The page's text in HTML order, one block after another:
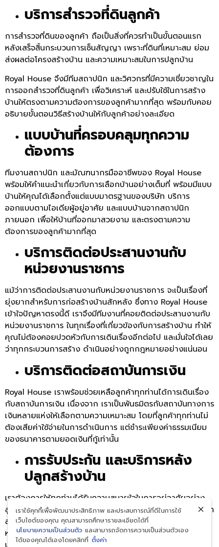
บริการสำรวจที่ดินลูกค้า
การสำรวจที่ดินของลูกค้า ถือเป็นสิ่งที่ควรทำเป็นขั้นตอนแรก
หลังเสร็จสิ้นกระบวนการเซ็นสัญญา เพราะที่ดินที่เหมาะสม ย่อม
ส่งผลต่อโครงสร้างบ้าน และความเหมาะสมในการปลูกบ้าน
Royal House จึงมีทีมสถาปนิก และวิศวกรที่มีความเชี่ยวชาญใน
การออกสำรวจที่ดินลูกค้า เพื่อวิเคราะห์ และปรับใช้ในการสร้าง
บ้านให้ตรงตามความต้องการของลูกค้ามากที่สุด พร้อมกับคอย
อธิบายขั้นตอนวิธีสร้างบ้านให้กับลูกค้าอย่างละเอียด
แบบบ้านที่ครอบคลุมทุกความ
ต้องการ
ทีมงานสถาปนิก และมัณฑนากรมืออาชีพของ Royal House
พร้อมให้คำแนะนำเกี่ยวกับการเลือกบ้านอย่างเต็มที่ พร้อมมีแบบ
บ้านให้คุณได้เลือกตั้งแต่แบบมาตรฐานของบริษัท บริการ
ออกแบบตามไอเดียผู้อยู่อาศัย และแบบบ้านจากสถาปนิก
ภายนอก เพื่อให้บ้านที่ออกมาสวยงาม และตรงตามความ
ต้องการของลูกค้ามากที่สุด
บริการติดต่อประสานงานกับ
หน่วยงานราชการ
แม้ว่าการติดต่อประสานงานกับหน่วยงานราชการ จะเป็นเรื่องที่
ยุ่งยากสำหรับการก่อสร้างบ้านสักหลัง ซึ่งทาง Royal House
เข้าใจปัญหาตรงนี้ดี เราจึงมีทีมงานที่คอยติดต่อประสานงานกับ
หน่วยงานราชการ ในทุกเรื่องที่เกี่ยวข้องกับการสร้างบ้าน ทำให้
คุณไม่ต้องคอยปวดหัวกับการเดินเรื่องอีกต่อไป และมั่นใจได้เลย
ว่าทุกกระบวนการสร้าง ดำเนินอย่างถูกกฎหมายอย่างแน่นอน
บริการติดต่อสถาบันการเงิน
Royal House เราพร้อมช่วยเหลือลูกค้าทุกท่านได้การเดินเรื่อง
กับสถาบันการเงิน เนื่องจาก เราเป็นพันธมิตรกับสถาบันทางการ
เงินหลายแห่งให้เลือกตามความเหมาะสม โดยที่ลูกค้าทุกท่านไม่
ต้องเสียค่าใช้จ่ายในการดำเนินการ แต่ชำระเพียงค่าธรรมเนียม
ของธนาคารตามยอดเงินที่กู้เท่านั้น
การรับประกัน และบริการหลัง
ปลูกสร้างบ้าน
เราต้องการให้ทุกท่านได้รับความสบายใจในการอยู่อาศัยอย่าง
สูงสุด ทำให้ Royal House มีระบบรับประกัน และบริการหลังปลูก
สร้าง โดยเรามีบริการรับประกันโครงสร้างบ้าน 20 ปี รับประกัน
หลังคา 5 ปี รับประกันการเก็บรายละเอียดภายในบ้าน 1 ปี และ
เราใช้คุกกี้เพื่อพัฒนาประสิทธิภาพ และประสบการณ์ที่ดีในการใช้
เว็บไซต์ของคุณ คุณสามารถศึกษารายละเอียดได้ที่
นโยบายความเป็นส่วนตัว และสามารถจัดการความเป็นส่วนตัวเอง
ได้ของคุณได้เองโดยคลิกที่ ตั้งค่า